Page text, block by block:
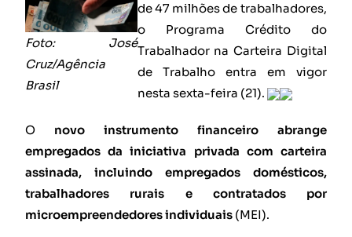
Foto: José
Cruz/Agência
Brasil
de 47 milhões de trabalhadores,
o Programa Crédito do
Trabalhador na Carteira Digital
de Trabalho entra em vigor
nesta sexta-feira (21).
O novo instrumento financeiro abrange
empregados da iniciativa privada com carteira
assinada, incluindo empregados domésticos,
trabalhadores rurais e contratados por
microempreendedores individuais (MEI).